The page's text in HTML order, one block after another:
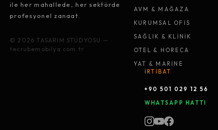
ile her mahallede, her sektörde
profesyonel zanaat.
© 2026 TASARIM STÜDYOSU —
tecrubemobilya.com.tr
AVM & MAĞAZA
KURUMSAL OFİS
SAĞLIK & KLİNİK
OTEL & HORECA
YAT & MARİNE
İRTİBAT
+90 501 029 12 56
WHATSAPP HATTI